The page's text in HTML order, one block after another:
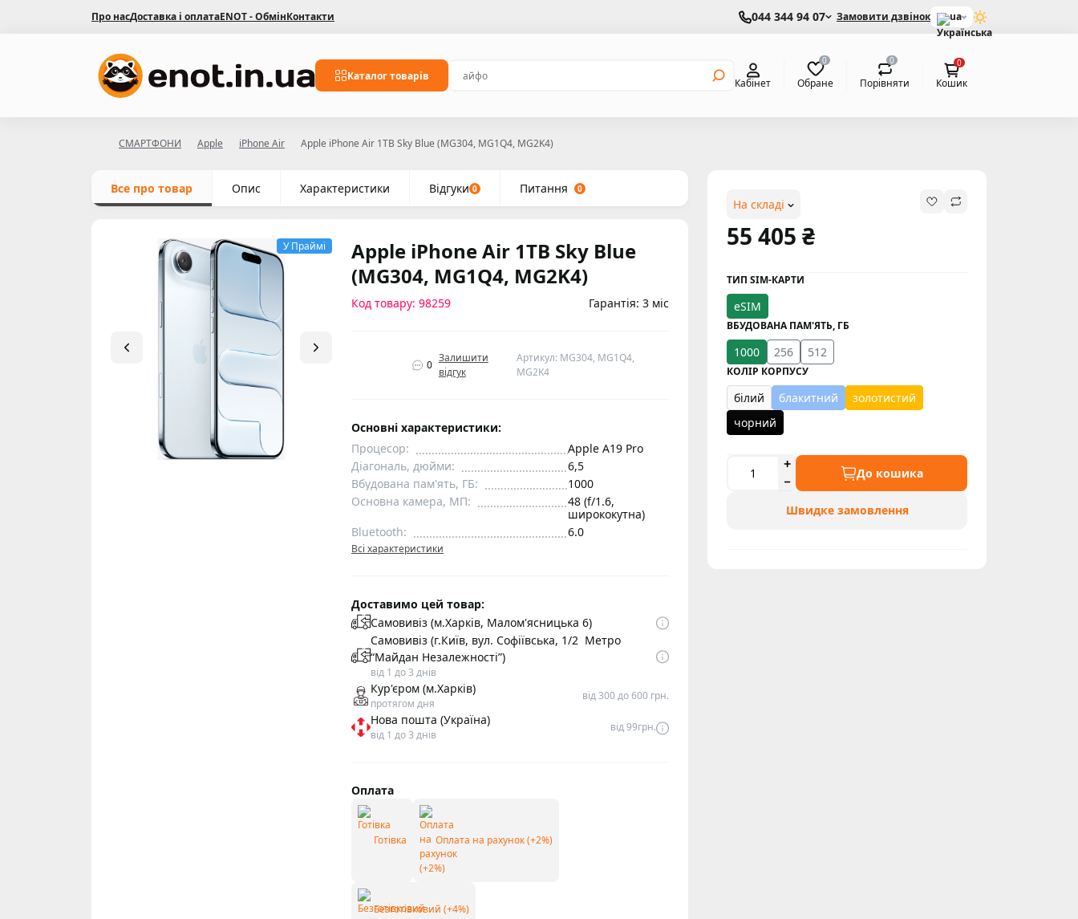
Про насДоставка і оплатаENOT - ОбмінКонтакти 044 344 94 07 Замовити дзвінок ua
Каталог товарів
Кабінет
0
Обране
0
Порівняти
0
Кошик
СМАРТФОНИ Apple iPhone Air Apple iPhone Air 1TB Sky Blue (MG304, MG1Q4, MG2K4)
Все про товар Опис Характеристики Відгуки 0 Питання 0
У Праймі
Apple iPhone Air 1TB Sky Blue
(MG304, MG1Q4, MG2K4)
Код товару: 98259 Гарантія: 3 міс
0
Залишити
відгук
Артикул: MG304, MG1Q4,
MG2K4
На складі
55 405 ₴
ТИП SIM-КАРТИ
eSIM
ВБУДОВАНА ПАМ'ЯТЬ, ГБ
1000 256 512
КОЛІР КОРПУСУ
білий блакитний
золотистий
чорний
До кошика
Швидке замовлення
Основні характеристики:
Процесор:
Apple A19 Pro
Діагональ, дюйми:
6,5
Вбудована пам'ять, ГБ:
1000
Основна камера, МП:
48 (f/1.6,
ширококутна)
Bluetooth:
6.0
Всі характеристики
Доставимо цей товар:
Самовивіз (м.Харків, Малом'ясницька 6)
Самовивіз (г.Київ, вул. Софіївська, 1/2 Метро
“Майдан Незалежності”)
від 1 до 3 днів
Кур'єром (м.Харків)
протягом дня
від 300 до 600 грн.
Нова пошта (Україна)
від 1 до 3 днів
від 99грн.
Оплата
Готівка Оплата на рахунок (+2%)
Безготівковий (+4%)